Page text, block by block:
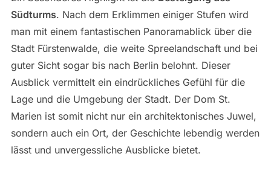
Südturms. Nach dem Erklimmen einiger Stufen wird
man mit einem fantastischen Panoramablick über die
Stadt Fürstenwalde, die weite Spreelandschaft und bei
guter Sicht sogar bis nach Berlin belohnt. Dieser
Ausblick vermittelt ein eindrückliches Gefühl für die
Lage und die Umgebung der Stadt. Der Dom St.
Marien ist somit nicht nur ein architektonisches Juwel,
sondern auch ein Ort, der Geschichte lebendig werden
lässt und unvergessliche Ausblicke bietet.